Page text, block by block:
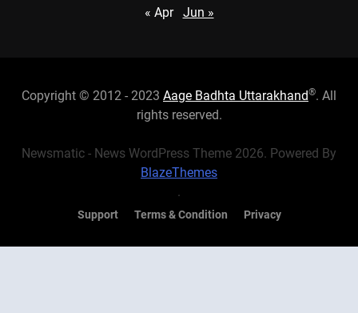
« Apr Jun »
Copyright © 2012 - 2023 Aage Badhta Uttarakhand®. All
rights reserved.
Newsmatic - News WordPress Theme 2026. Powered By
BlazeThemes
.
Support Terms & Condition Privacy